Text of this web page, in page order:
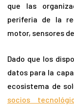
que las
periferia de la
motor, sensores
Dado que los
datos para la
ecosistema de
socios